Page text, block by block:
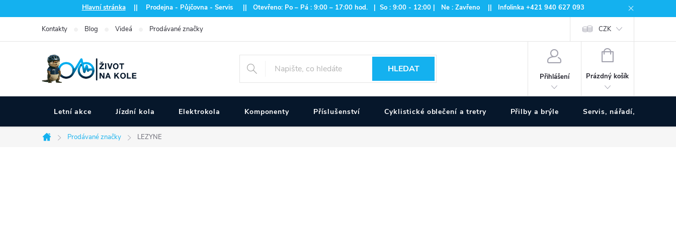
na
Hlavní stránka|| Prodejna - Půjčovna - Servis || Otevřeno: Po – Pá : 9:00 – 17:00 hod. | So : 9:00 - 12:00 | Ne : Zavřeno || Infolinka +421 940 627 093
Kontakty Blog Videá Prodávané značky CZK
HLEDAT
Přihlášení
NÁKUPNÍ
Prázdný košík
Letní akce Jízdní kola Elektrokola Komponenty Příslušenství Cyklistické oblečení a tretry Přilby a brýle Servis, nářadí, pumpy
Domů
Prodávané značky LEZYNE